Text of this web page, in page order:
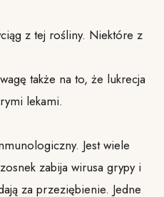
z tej rośliny. Niektóre z
także na to, że lukrecja
lekami.
Jest wiele
zabija wirusa grypy i
za przeziębienie. Jedne